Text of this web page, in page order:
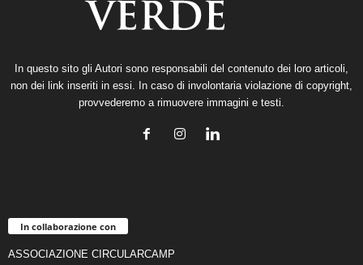
In questo sito gli Autori sono responsabili del contenuto dei loro articoli,
non dei link inseriti in essi. In caso di involontaria violazione di copyright,
provvederemo a rimuovere immagini e testi.
In collaborazione con
ASSOCIAZIONE CIRCULARCAMP